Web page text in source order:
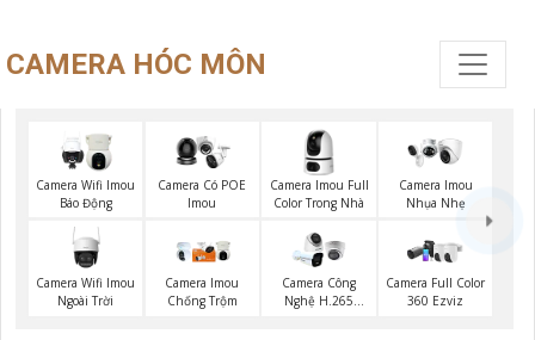
CAMERA HÓC MÔN
Camera Wifi Imou
Báo Động
Camera Có POE
Imou
Camera Imou Full
Color Trong Nhà
Camera Imou
Nhụa Nhẹ
Camera Wifi Imou
Ngoài Trời
Camera Imou
Chống Trộm
Camera Công
Nghệ H.265
Camera Full Color
360 Ezviz